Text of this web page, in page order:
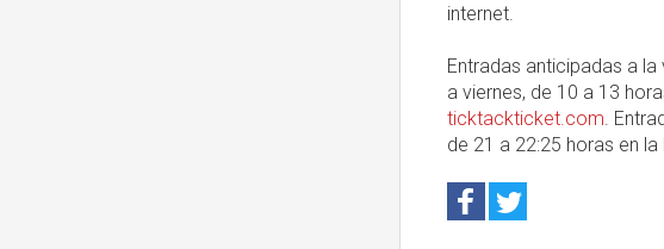
internet.
Entradas anticipadas a
a viernes, de 10 a 13
ticktackticket.com.
de 21 a 22:25 horas en